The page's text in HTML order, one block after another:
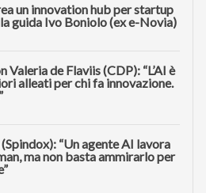
un innovation hub per startup
guida Ivo Boniolo (ex e-Novia)
Valeria de Flaviis (CDP): “L’AI è
alleati per chi fa innovazione.
“Un agente AI lavora
ma non basta ammirarlo per